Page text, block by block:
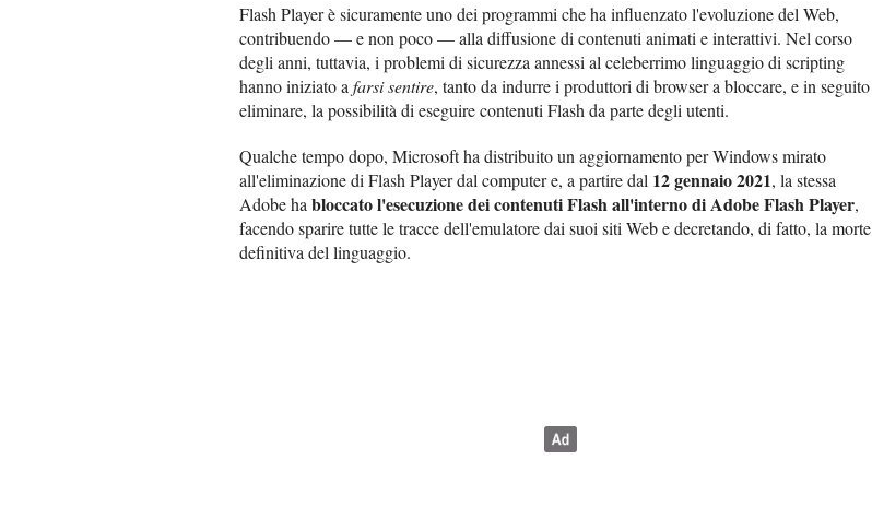
Flash Player è sicuramente uno dei programmi che ha influenzato l'evoluzione del Web,
contribuendo — e non poco — alla diffusione di contenuti animati e interattivi. Nel corso
degli anni, tuttavia, i problemi di sicurezza annessi al celeberrimo linguaggio di scripting
hanno iniziato a farsi sentire, tanto da indurre i produttori di browser a bloccare, e in seguito
eliminare, la possibilità di eseguire contenuti Flash da parte degli utenti.
Qualche tempo dopo, Microsoft ha distribuito un aggiornamento per Windows mirato
all'eliminazione di Flash Player dal computer e, a partire dal 12 gennaio 2021, la stessa
Adobe ha bloccato l'esecuzione dei contenuti Flash all'interno di Adobe Flash Player,
facendo sparire tutte le tracce dell'emulatore dai suoi siti Web e decretando, di fatto, la morte
definitiva del linguaggio.